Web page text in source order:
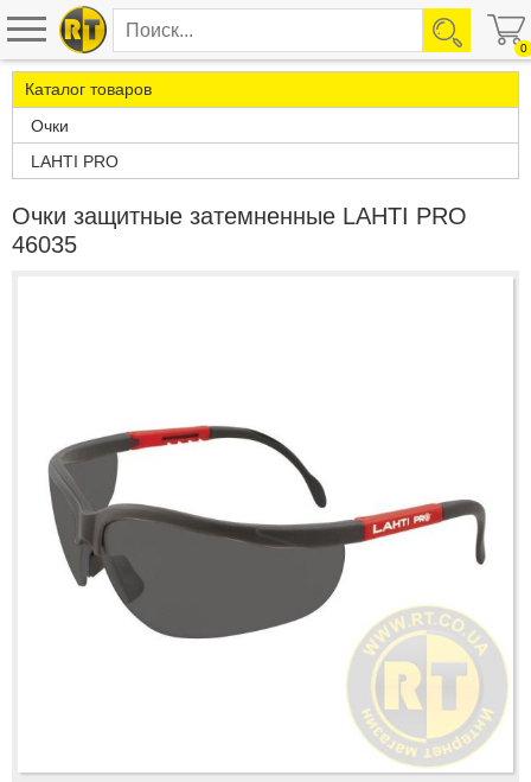
0
Каталог товаров
Очки
LAHTI PRO
Очки защитные затемненные LAHTI PRO
46035